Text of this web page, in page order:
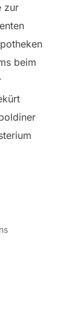
zur
beim